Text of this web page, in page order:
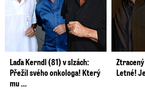
Laďa Kerndl (81) v slzách:
Přežil svého onkologa! Který
mu ...
Letné!